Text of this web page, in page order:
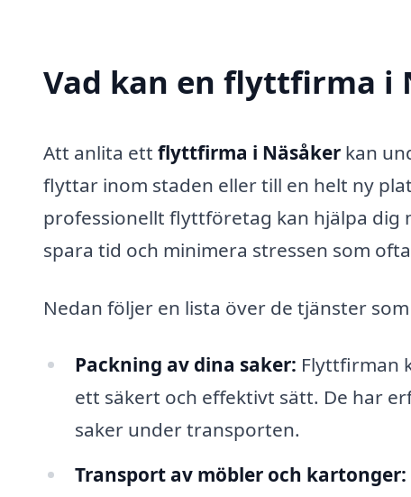
Vad kan en flyttfirma i
Att anlita ett flyttfirma i Näsåker kan
flyttar inom staden eller till en helt ny
professionellt flyttföretag kan hjälpa dig
spara tid och minimera stressen som
Nedan följer en lista över de tjänster
Packning av dina saker: Flyttfirman
ett säkert och effektivt sätt. De har
saker under transporten.
Transport av möbler och kartonger: